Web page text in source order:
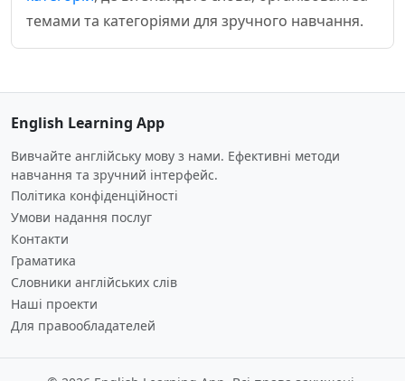
темами та категоріями для зручного навчання.
English Learning App
Вивчайте англійську мову з нами. Ефективні методи
навчання та зручний інтерфейс.
Політика конфіденційності
Умови надання послуг
Контакти
Граматика
Словники англійських слів
Наші проекти
Для правообладателей